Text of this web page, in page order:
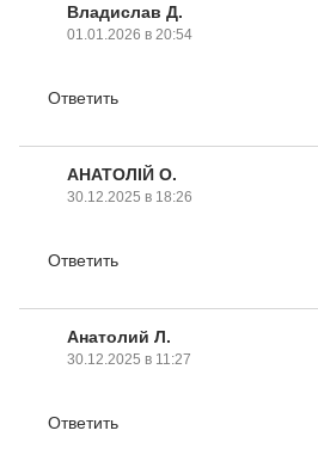
Владислав Д.
01.01.2026 в 20:54
Ответить
АНАТОЛІЙ О.
30.12.2025 в 18:26
Ответить
Анатолий Л.
30.12.2025 в 11:27
Ответить